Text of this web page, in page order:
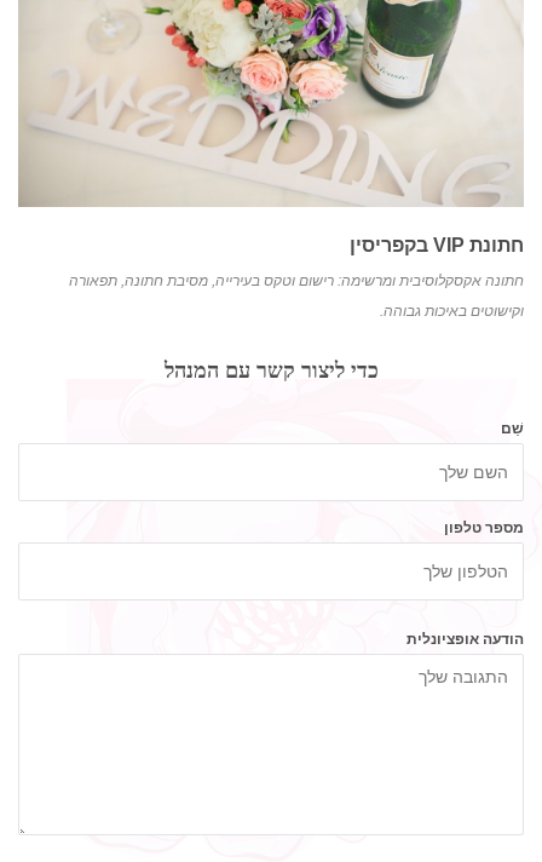
חתונת VIP בקפריסין
חתונה אקסקלוסיבית ומרשימה: רישום וטקס בעירייה, מסיבת חתונה, תפאורה
וקישוטים באיכות גבוהה.
כדי ליצור קשר עם המנהל
שֵׁם
מספר טלפון
הודעה אופציונלית